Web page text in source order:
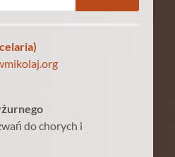
do chorych i